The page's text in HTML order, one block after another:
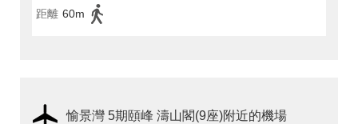
距離 60m
愉景灣 5期頤峰 濤山閣(9座)附近的機場